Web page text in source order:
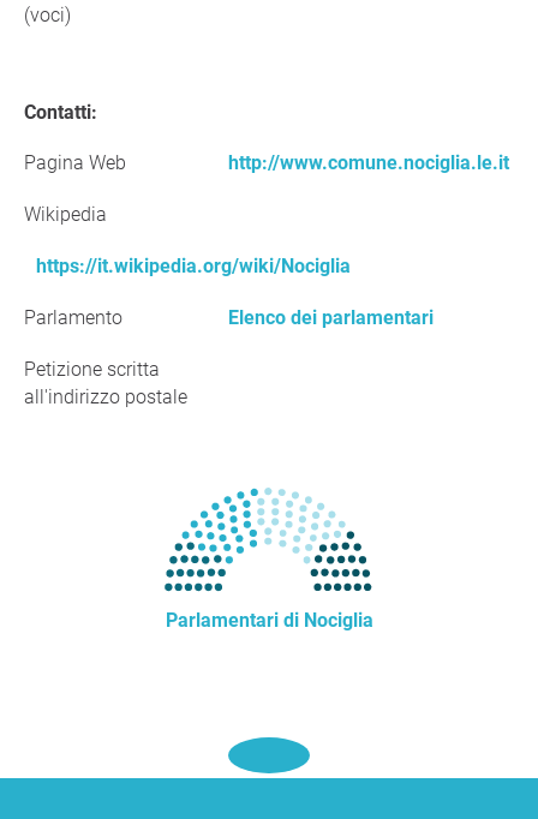
(voci)
Contatti:
Pagina Web http://www.comune.nociglia.le.it
Wikipedia
https://it.wikipedia.org/wiki/Nociglia
Parlamento Elenco dei parlamentari
Petizione scritta
all'indirizzo postale
Parlamentari di Nociglia